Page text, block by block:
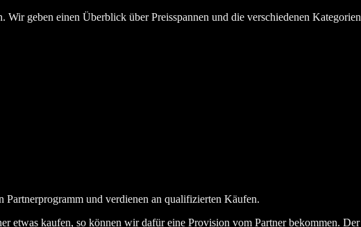
geben einen Überblick über Preisspannen und die verschiedenen
und verdienen an qualifizierten Käufen.
etwas kaufen, so können wir dafür eine Provision vom Partner bekommen.